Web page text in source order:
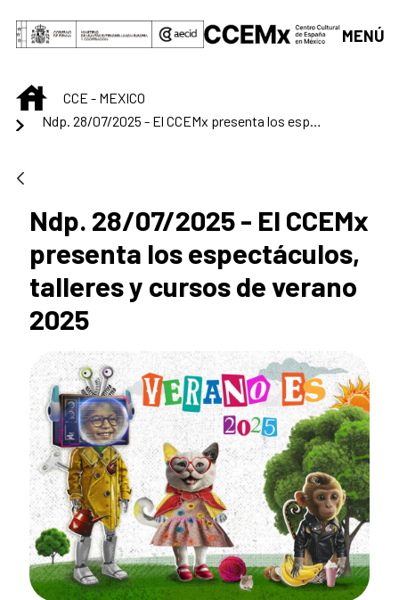
Saut au contenu principal
MENÚ
INICIOCCE - MEXICO
Ndp. 28/07/2025 - El CCEMx presenta los espectáculos, talleres y cursos de verano 2025
Ndp. 28/07/2025 - El CCEMx
presenta los espectáculos,
talleres y cursos de verano
2025